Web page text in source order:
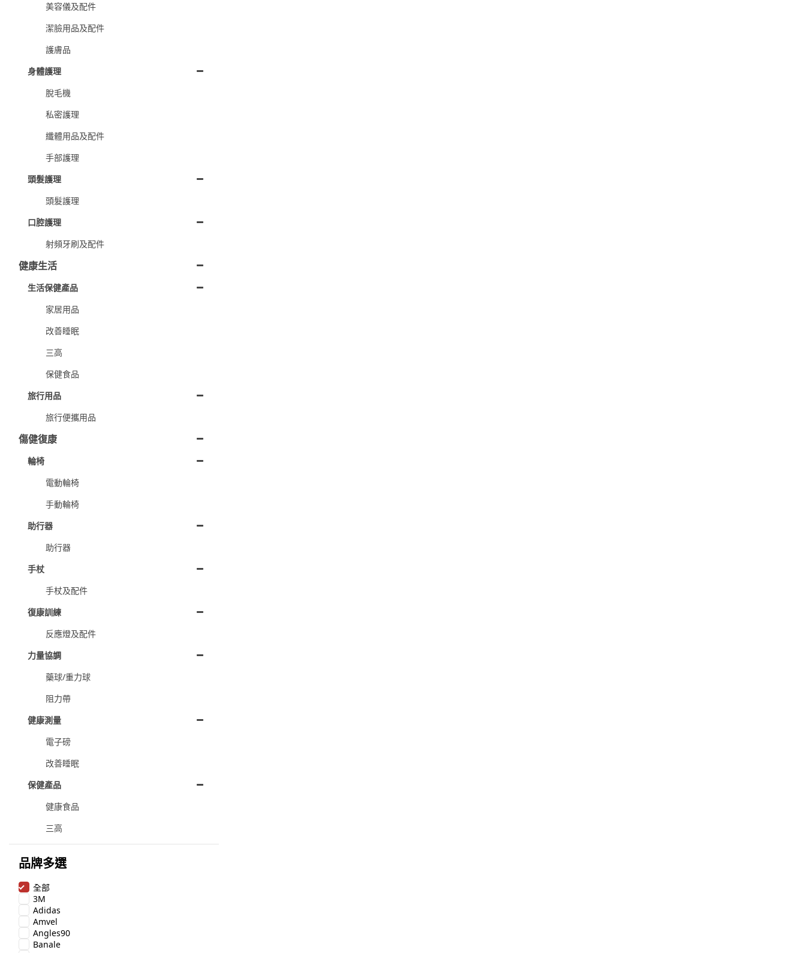
美容儀及配件
潔臉用品及配件
護膚品
身體護理
脫毛機
私密護理
纖體用品及配件
手部護理
頭髮護理
頭髮護理
口腔護理
射頻牙刷及配件
健康生活
生活保健產品
家居用品
改善睡眠
三高
保健食品
旅行用品
旅行便攜用品
傷健復康
輪椅
電動輪椅
手動輪椅
助行器
助行器
手杖
手杖及配件
復康訓練
反應燈及配件
力量協調
藥球/重力球
阻力帶
健康測量
電子磅
改善睡眠
保健產品
健康食品
三高
品牌多選
全部
3M
Adidas
Amvel
Angles90
Banale